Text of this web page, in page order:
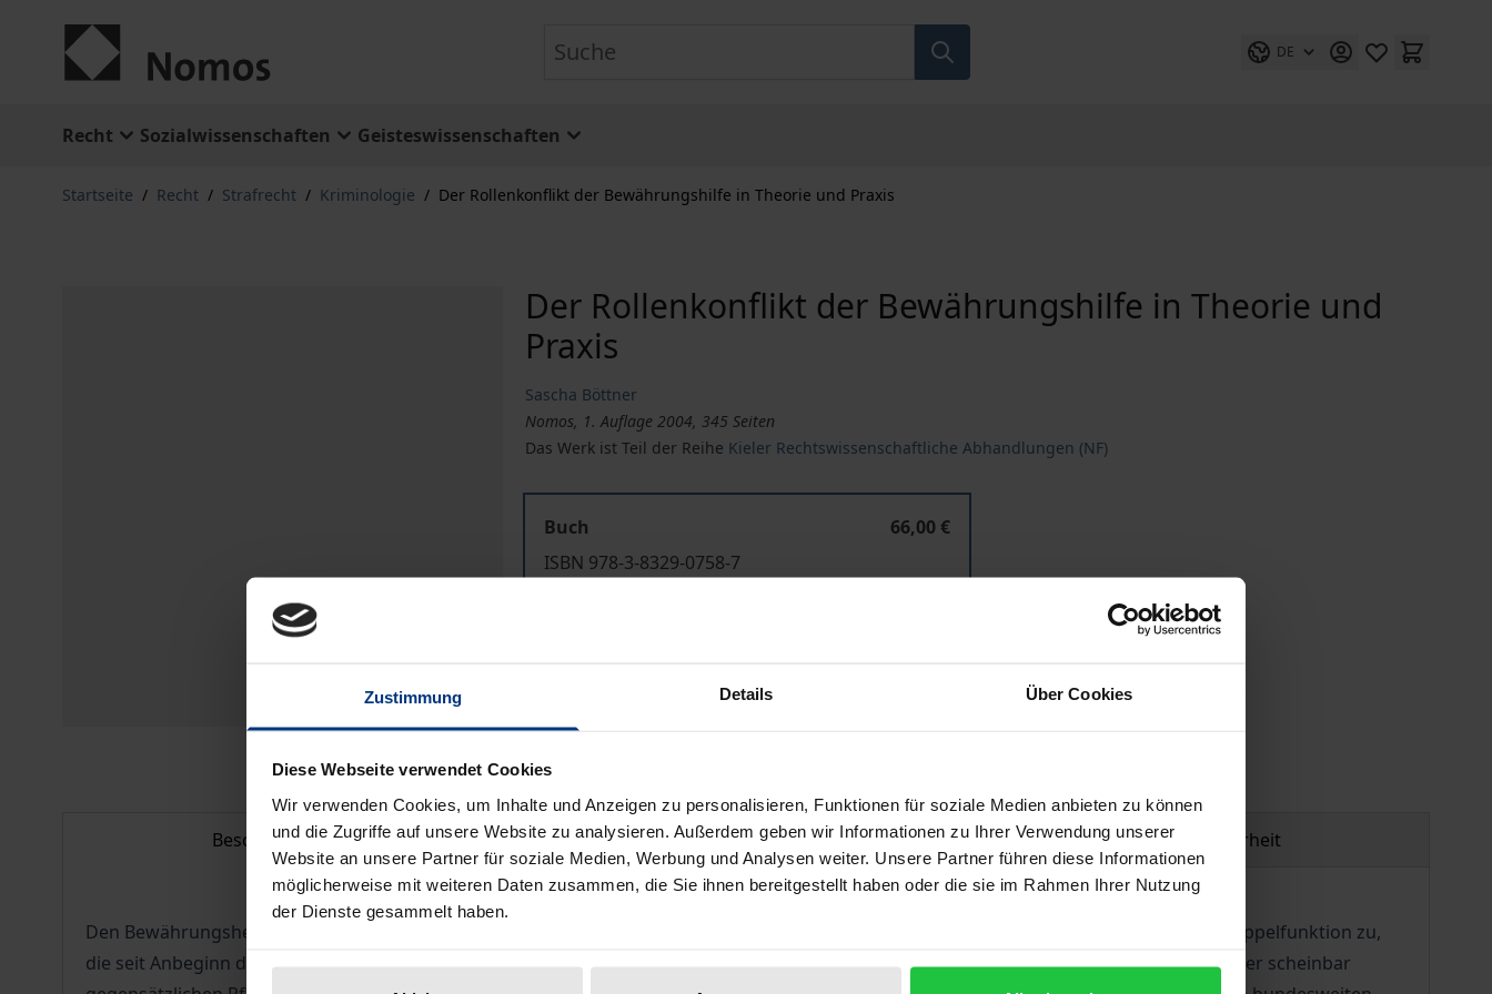
Zustimmung Details Über Cookies
Diese Webseite verwendet Cookies
Wir verwenden Cookies, um Inhalte und Anzeigen zu personalisieren, Funktionen für soziale Medien anbieten zu können
und die Zugriffe auf unsere Website zu analysieren. Außerdem geben wir Informationen zu Ihrer Verwendung unserer
Website an unsere Partner für soziale Medien, Werbung und Analysen weiter. Unsere Partner führen diese Informationen
möglicherweise mit weiteren Daten zusammen, die Sie ihnen bereitgestellt haben oder die sie im Rahmen Ihrer Nutzung
der Dienste gesammelt haben.
DE
Recht Sozialwissenschaften Geisteswissenschaften
Startseite / Recht / Strafrecht / Kriminologie / Der Rollenkonflikt der Bewährungshilfe in Theorie und Praxis
Der Rollenkonflikt der Bewährungshilfe in Theorie und
Praxis
Sascha Böttner
Nomos, 1. Auflage 2004, 345 Seiten
Das Werk ist Teil der Reihe Kieler Rechtswissenschaftliche Abhandlungen (NF)
Buch
66,00 €
ISBN 978-3-8329-0758-7
In den Warenkorb Zur Wunschliste hinzufügen
Hinweise zu Versandkosten
Beschreibung Bibliografische Angaben Produktsicherheit
Den Bewährungshelfern kommt als Helfer und Betreuer des Probanden einerseits und Kontrolleur und Überwacher andererseits eine Doppelfunktion zu,
die seit Anbeginn der Bewährungshilfe immer wieder Anlass zu Diskussionen gab. Der Autor setzt sich nach einer ausführlichen Analyse der scheinbar